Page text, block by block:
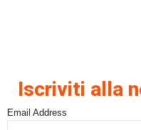
Iscriviti alla
Email Address